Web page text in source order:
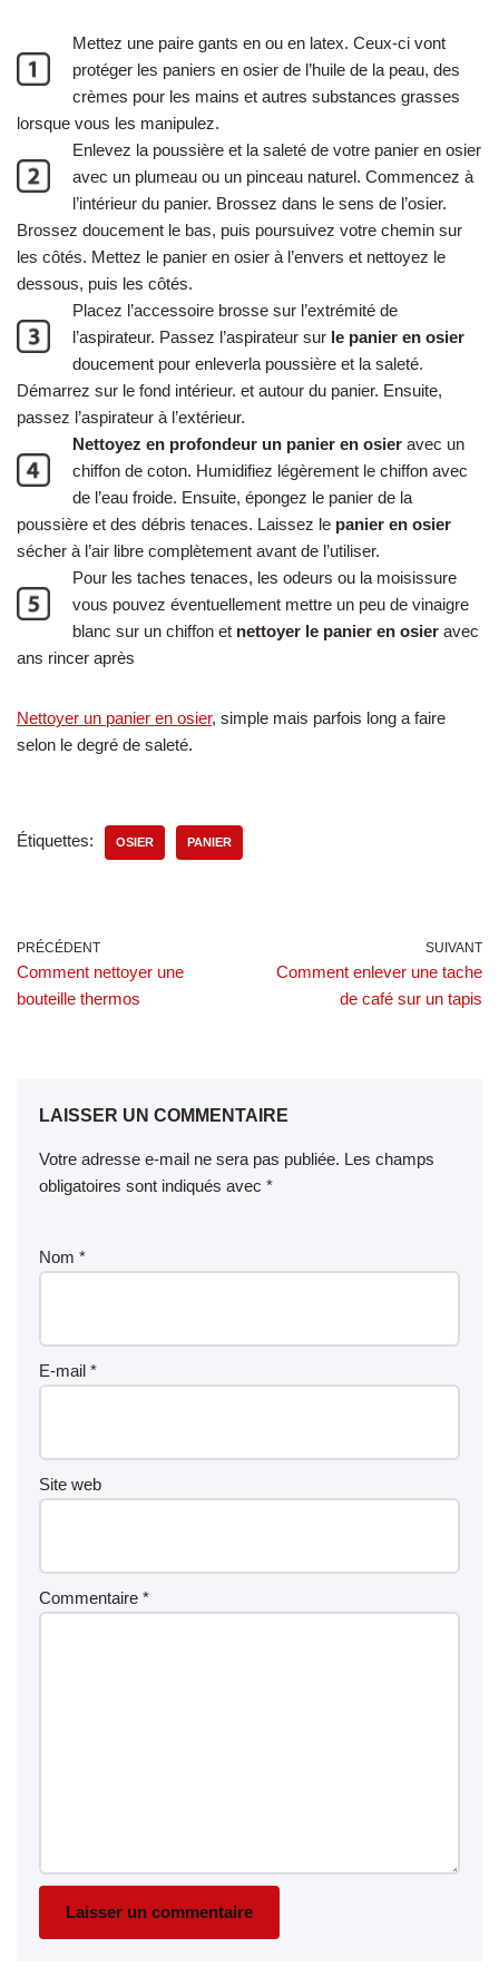
Mettez une paire gants en ou en latex. Ceux-ci vont
protéger les paniers en osier de l’huile de la peau, des
crèmes pour les mains et autres substances grasses
lorsque vous les manipulez.
Enlevez la poussière et la saleté de votre panier en osier
avec un plumeau ou un pinceau naturel. Commencez à
l’intérieur du panier. Brossez dans le sens de l’osier.
Brossez doucement le bas, puis poursuivez votre chemin sur
les côtés. Mettez le panier en osier à l’envers et nettoyez le
dessous, puis les côtés.
Placez l’accessoire brosse sur l’extrémité de
l’aspirateur. Passez l’aspirateur sur le panier en osier
doucement pour enleverla poussière et la saleté.
Démarrez sur le fond intérieur. et autour du panier. Ensuite,
passez l’aspirateur à l’extérieur.
Nettoyez en profondeur un panier en osier avec un
chiffon de coton. Humidifiez légèrement le chiffon avec
de l’eau froide. Ensuite, épongez le panier de la
poussière et des débris tenaces. Laissez le panier en osier
sécher à l’air libre complètement avant de l’utiliser.
Pour les taches tenaces, les odeurs ou la moisissure
vous pouvez éventuellement mettre un peu de vinaigre
blanc sur un chiffon et nettoyer le panier en osier avec
ans rincer après
Nettoyer un panier en osier, simple mais parfois long a faire
selon le degré de saleté.
Étiquettes: OSIER PANIER
PRÉCÉDENT
Comment nettoyer une
bouteille thermos
SUIVANT
Comment enlever une tache
de café sur un tapis
LAISSER UN COMMENTAIRE
Votre adresse e-mail ne sera pas publiée. Les champs
obligatoires sont indiqués avec *
Nom *
E-mail *
Site web
Commentaire *